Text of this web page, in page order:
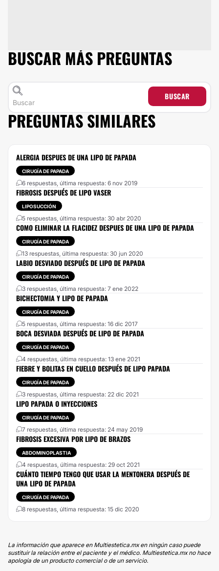
BUSCAR MÁS PREGUNTAS
BUSCAR
PREGUNTAS SIMILARES
ALERGIA DESPUES DE UNA LIPO DE PAPADA
CIRUGÍA DE PAPADA
6 respuestas, última respuesta: 6 nov 2019
FIBROSIS DESPUÉS DE LIPO VASER
LIPOSUCCIÓN
5 respuestas, última respuesta: 30 abr 2020
COMO ELIMINAR LA FLACIDEZ DESPUES DE UNA LIPO DE PAPADA
CIRUGÍA DE PAPADA
13 respuestas, última respuesta: 30 jun 2020
LABIO DESVIADO DESPUÉS DE LIPO DE PAPADA
CIRUGÍA DE PAPADA
3 respuestas, última respuesta: 7 ene 2022
BICHECTOMIA Y LIPO DE PAPADA
CIRUGÍA DE PAPADA
5 respuestas, última respuesta: 16 dic 2017
BOCA DESVIADA DESPUÉS DE LIPO DE PAPADA
CIRUGÍA DE PAPADA
4 respuestas, última respuesta: 13 ene 2021
FIEBRE Y BOLITAS EN CUELLO DESPUÉS DE LIPO PAPADA
CIRUGÍA DE PAPADA
3 respuestas, última respuesta: 22 dic 2021
LIPO PAPADA O INYECCIONES
CIRUGÍA DE PAPADA
7 respuestas, última respuesta: 24 may 2019
FIBROSIS EXCESIVA POR LIPO DE BRAZOS
ABDOMINOPLASTIA
4 respuestas, última respuesta: 29 oct 2021
CUÁNTO TIEMPO TENGO QUE USAR LA MENTONERA DESPUÉS DE
UNA LIPO DE PAPADA
CIRUGÍA DE PAPADA
8 respuestas, última respuesta: 15 dic 2020
La información que aparece en Multiestetica.mx en ningún caso puede
sustituir la relación entre el paciente y el médico. Multiestetica.mx no hace
apología de un producto comercial o de un servicio.